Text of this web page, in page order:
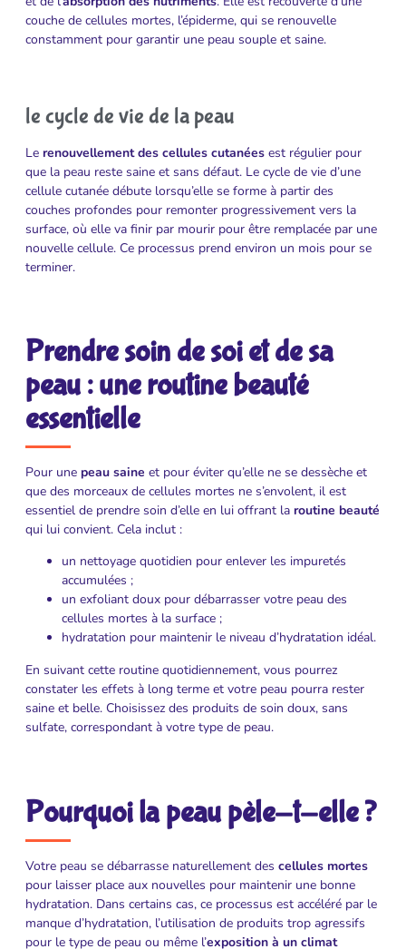
couche de cellules mortes, l’épiderme, qui se renouvelle
constamment pour garantir une peau souple et saine.
le cycle de vie de la peau
Le renouvellement des cellules cutanées est régulier pour
que la peau reste saine et sans défaut. Le cycle de vie d’une
cellule cutanée débute lorsqu’elle se forme à partir des
couches profondes pour remonter progressivement vers la
surface, où elle va finir par mourir pour être remplacée par une
nouvelle cellule. Ce processus prend environ un mois pour se
terminer.
Prendre soin de soi et de sa
peau : une routine beauté
essentielle
Pour une peau saine et pour éviter qu’elle ne se dessèche et
que des morceaux de cellules mortes ne s’envolent, il est
essentiel de prendre soin d’elle en lui offrant la routine beauté
qui lui convient. Cela inclut :
un nettoyage quotidien pour enlever les impuretés
accumulées ;
un exfoliant doux pour débarrasser votre peau des
cellules mortes à la surface ;
hydratation pour maintenir le niveau d’hydratation idéal.
En suivant cette routine quotidiennement, vous pourrez
constater les effets à long terme et votre peau pourra rester
saine et belle. Choisissez des produits de soin doux, sans
sulfate, correspondant à votre type de peau.
Pourquoi la peau pèle-t-elle ?
Votre peau se débarrasse naturellement des cellules mortes
pour laisser place aux nouvelles pour maintenir une bonne
hydratation. Dans certains cas, ce processus est accéléré par le
manque d’hydratation, l’utilisation de produits trop agressifs
pour le type de peau ou même l’exposition à un climat